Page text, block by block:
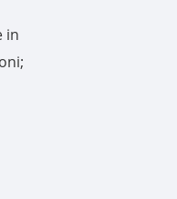
in